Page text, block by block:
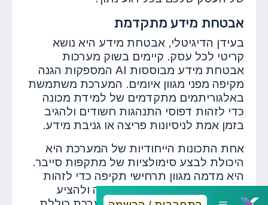
אבטחת מידע מתקדמת
בעידן הדיגיטלי, אבטחת מידע היא נושא
קריטי לכל עסק. קיימים בשוק מערכות
אבטחת מידע מבוססות AI המספקות הגנה
מקיפה מפני מגוון איומים. המערכת משתמשת
באלגוריתמים מתקדמים של למידת מכונה
כדי לזהות דפוסי התנהגות חשודים ולהגיב
בזמן אמת לניסיונות פריצה או גניבת מידע.
אחת התכונות הייחודיות של המערכת היא
היכולת לבצע סימולציות של מתקפות סייבר.
היא מדמה מגוון תרחישי תקיפה כדי לזהות
נקודות תורפה במערך האבטחה ולהציע